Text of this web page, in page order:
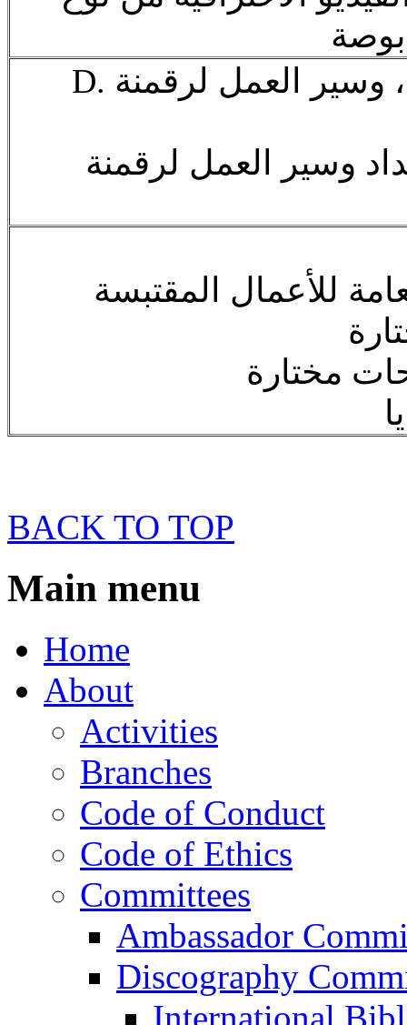
D. التخطيط، والإعداد، وسير العمل لرقمنة
وسير العمل لرقمنة
العامة للأعمال المقتبسة
BACK TO TOP
Main menu
Home
About
Activities
Branches
Code of Conduct
Code of Ethics
Committees
Ambassador
Discography
International